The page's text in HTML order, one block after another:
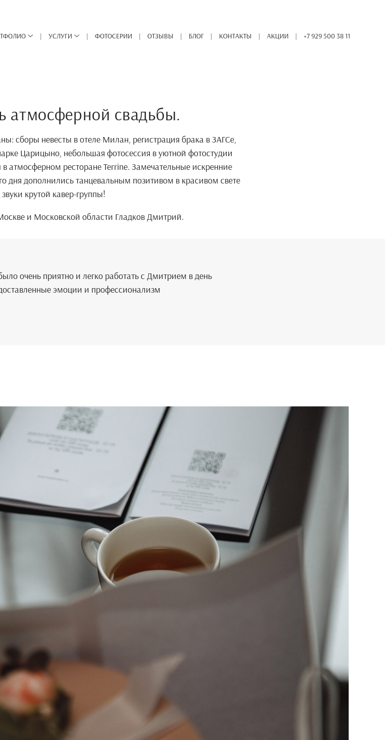
УСЛУГИ ФОТОСЕРИИ ОТЗЫВЫ БЛОГ КОНТАКТЫ АКЦИИ +7 929 500 38 11
атмосферной свадьбы.
сборы невесты в отеле Милан, регистрация брака в ЗАГСе,
Царицыно, небольшая фотосессия в уютной фотостудии
атмосферном ресторане Terrine. Замечательные искренние
дня дополнились танцевальным позитивом в красивом свете
крутой кавер-группы!
и Московской области Гладков Дмитрий.
очень приятно и легко работать с Дмитрием в день
эмоции и профессионализм